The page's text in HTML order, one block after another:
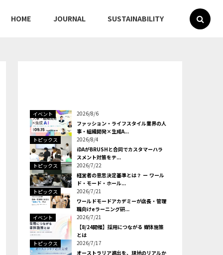
HOME JOURNAL SUSTAINABILITY
イベント
2026/8/6
ファッション・ライフスタイル業界の人
事・組織開発×生成A...
トピックス
2026/8/4
iDAがBRUSHと合同でカスタマーハラ
スメント対策をテ...
トピックス
2026/7/22
経営者の意思決定基準とは？ ー ワール
ド・モード・ホール...
トピックス
2026/7/21
ワールドモードアカデミーが店長・管理
職向けeラーニング研...
イベント
2026/7/21
【8/24開催】採用につながる 媒体施策
とは
トピックス
2026/7/17
オーストラリア進出を、現地のリアルか